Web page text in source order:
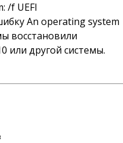
/f UEFI
An operating system
восстановили
или другой системы.